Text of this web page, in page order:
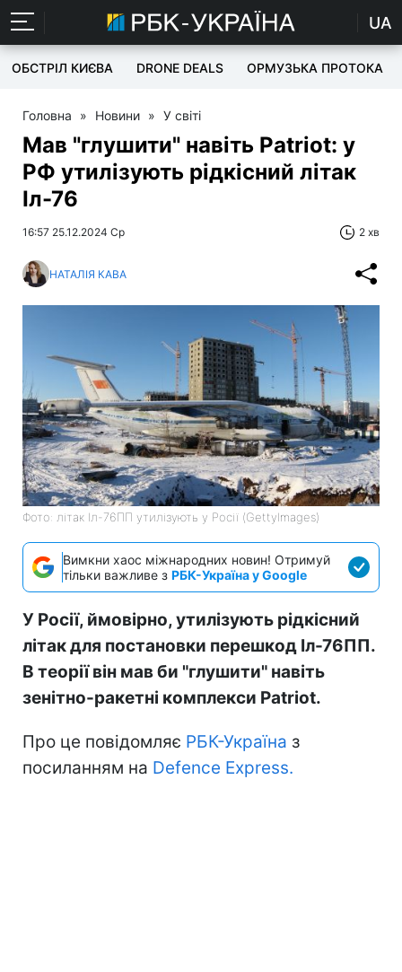
UA
ОБСТРІЛ КИЄВА DRONE DEALS ОРМУЗЬКА ПРОТОКА
Головна » Новини » У світі
Мав "глушити" навіть Patriot: у
РФ утилізують рідкісний літак
Іл-76
16:57 25.12.2024 Ср 2 хв
НАТАЛІЯ КАВА
Фото: літак Іл-76ПП утилізують у Росії (GettyImagеs)
Вимкни хаос міжнародних новин! Отримуй
тільки важливе з РБК-Україна у Google
У Росії, ймовірно, утилізують рідкісний
літак для постановки перешкод Іл-76ПП.
В теорії він мав би "глушити" навіть
зенітно-ракетні комплекси Patriot.
Про це повідомляє РБК-Україна з
посиланням на Defence Express.